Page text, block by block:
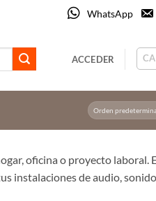
WhatsApp
ACCEDER
oficina o proyecto laboral.
instalaciones de audio,